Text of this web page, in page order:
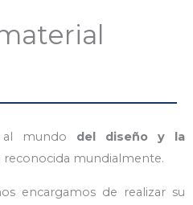
al mundo del diseño y la
reconocida mundialmente.
encargamos de realizar su